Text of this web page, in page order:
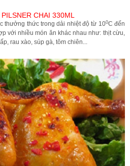
CHAI 330ML
thưởng thức trong dải nhiệt độ từ 100C đến
với nhiều món ăn khác nhau như: thịt cừu,
rau xào, súp gà, tôm chiên...